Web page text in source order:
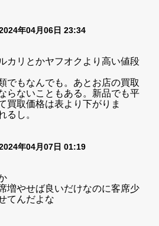
年04月06日 23:34
カリとかヤフオクより高い値段
でもなんでも。あとお店の買取
らないこともある。新品でも平
買取価格は表より下がりま
るし。
年04月07日 01:19
増やせば良いだけなのに客席少
てんだよな